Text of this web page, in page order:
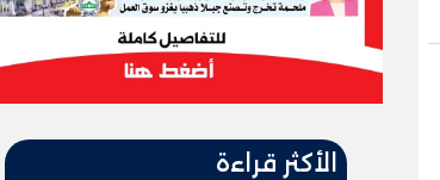
الأكثر قراءة